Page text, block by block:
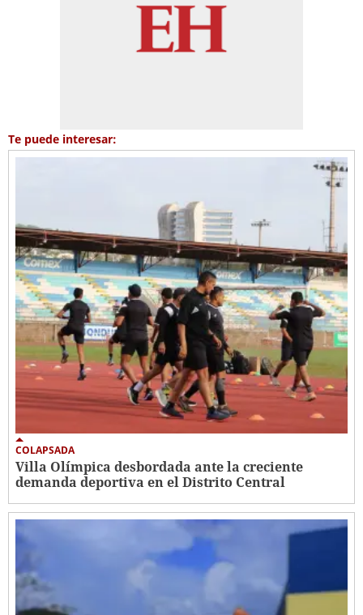
Te puede interesar:
COLAPSADA
Villa Olímpica desbordada ante la creciente
demanda deportiva en el Distrito Central